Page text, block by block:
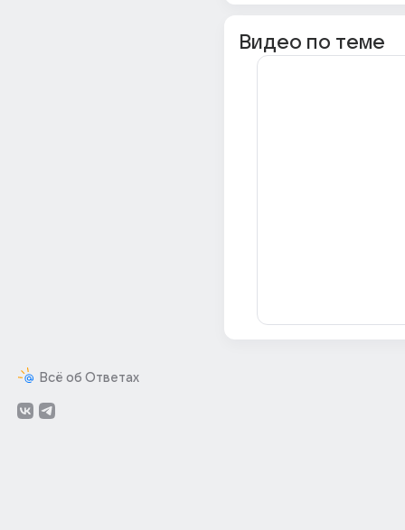
Всё об Ответах
Видео по теме